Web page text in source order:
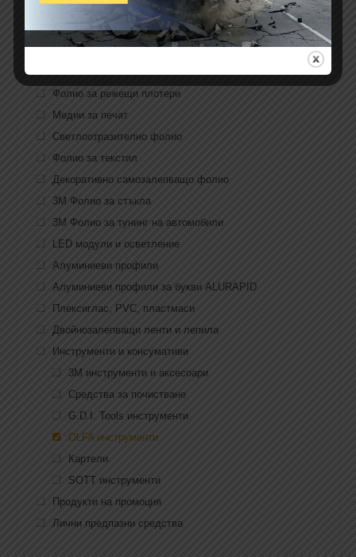
Фолио за режещи плотери
Медии за печат
Светлоотразително фолио
Фолио за текстил
Декоративно самозалепващо фолио
3M Фолио за стъкла
3M Фолио за тунинг на автомобили
LED модули и осветление
Алуминиеви профили
Алуминиеви профили за букви ALURAPID
Плексиглас, PVC, пластмаси
Двойнозалепващи ленти и лепила
Инструменти и консумативи
3M инструменти и аксесоари
Средства за почистване
G.D.I. Tools инструменти
OLFA инструменти
Картели
SOTT инструменти
Продукти на промоция
Лични предпазни средства